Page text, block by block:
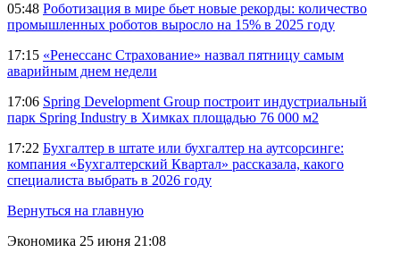
05:48 Роботизация в мире бьет новые рекорды: количество
промышленных роботов выросло на 15% в 2025 году
17:15 «Ренессанс Страхование» назвал пятницу самым
аварийным днем недели
17:06 Spring Development Group построит индустриальный
парк Spring Industry в Химках площадью 76 000 м2
17:22 Бухгалтер в штате или бухгалтер на аутсорсинге:
компания «Бухгалтерский Квартал» рассказала, какого
специалиста выбрать в 2026 году
Вернуться на главную
Экономика 25 июня 21:08